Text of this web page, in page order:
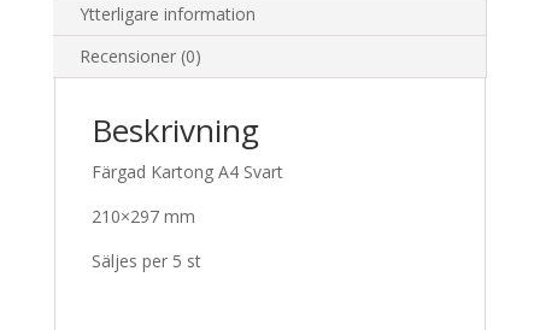
Ytterligare information
Recensioner (0)
Beskrivning
Färgad Kartong A4 Svart
210×297 mm
Säljes per 5 st